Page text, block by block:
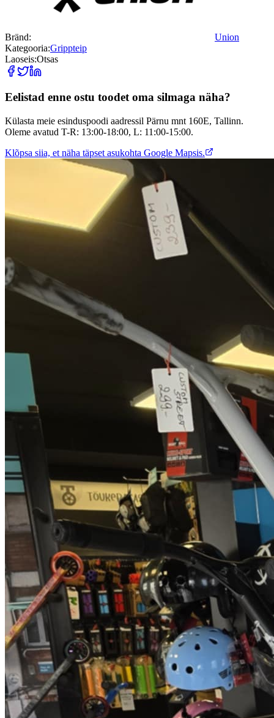
Bränd:
Union
Kategooria:Grippteip
Laoseis:Otsas
Eelistad enne ostu toodet oma silmaga näha?
Külasta meie esinduspoodi aadressil Pärnu mnt 160E, Tallinn.
Oleme avatud T-R: 13:00-18:00, L: 11:00-15:00.
Klõpsa siia, et näha täpset asukohta Google Mapsis.